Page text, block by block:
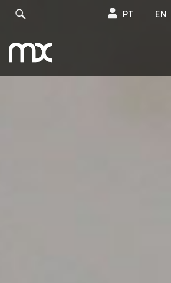
PT EN